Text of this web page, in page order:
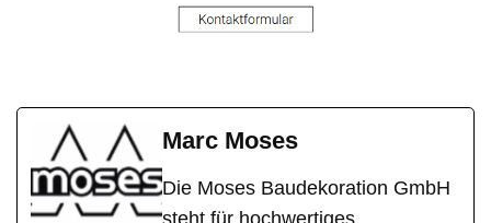
Marc Moses
Die Moses Baudekoration GmbH
steht für hochwertiges